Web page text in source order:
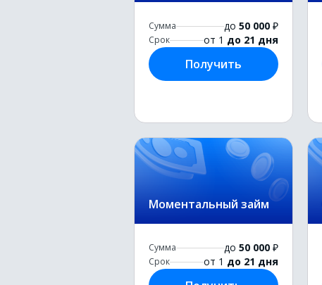
Сумма до 50 000 ₽
Срок от 1 до 21 дня
Получить
Моментальный займ
Сумма до 50 000 ₽
Срок от 1 до 21 дня